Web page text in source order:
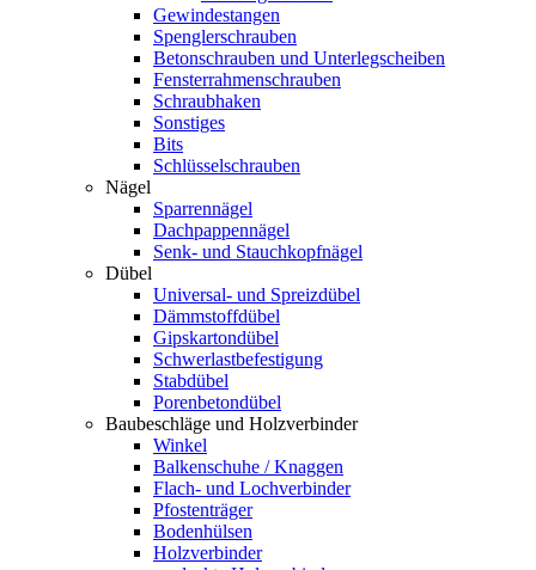
Gewindestangen
Spenglerschrauben
Betonschrauben und Unterlegscheiben
Fensterrahmenschrauben
Schraubhaken
Sonstiges
Bits
Schlüsselschrauben
Nägel
Sparrennägel
Dachpappennägel
Senk- und Stauchkopfnägel
Dübel
Universal- und Spreizdübel
Dämmstoffdübel
Gipskartondübel
Schwerlastbefestigung
Stabdübel
Porenbetondübel
Baubeschläge und Holzverbinder
Winkel
Balkenschuhe / Knaggen
Flach- und Lochverbinder
Pfostenträger
Bodenhülsen
Holzverbinder